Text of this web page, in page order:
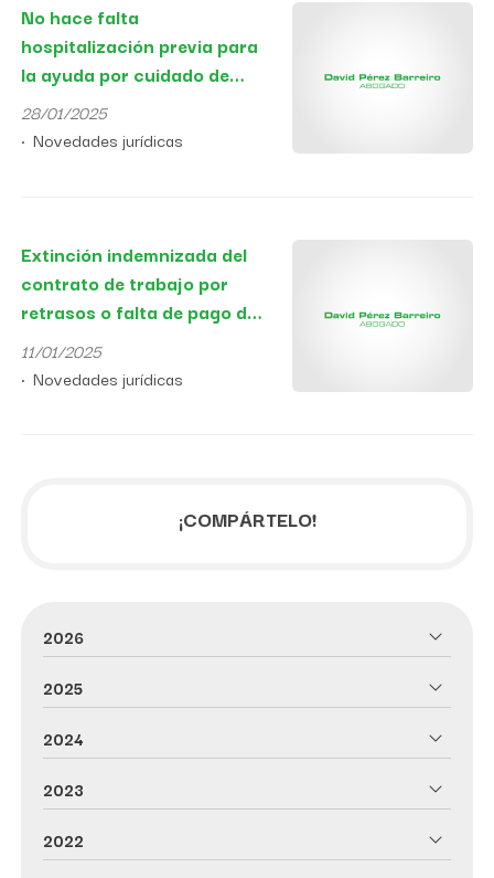
No hace falta
hospitalización previa para
la ayuda por cuidado de
menor enfermo grave
28/01/2025
Novedades jurídicas
Extinción indemnizada del
contrato de trabajo por
retrasos o falta de pago del
salario
11/01/2025
Novedades jurídicas
¡COMPÁRTELO!
2026
2025
2024
2023
2022